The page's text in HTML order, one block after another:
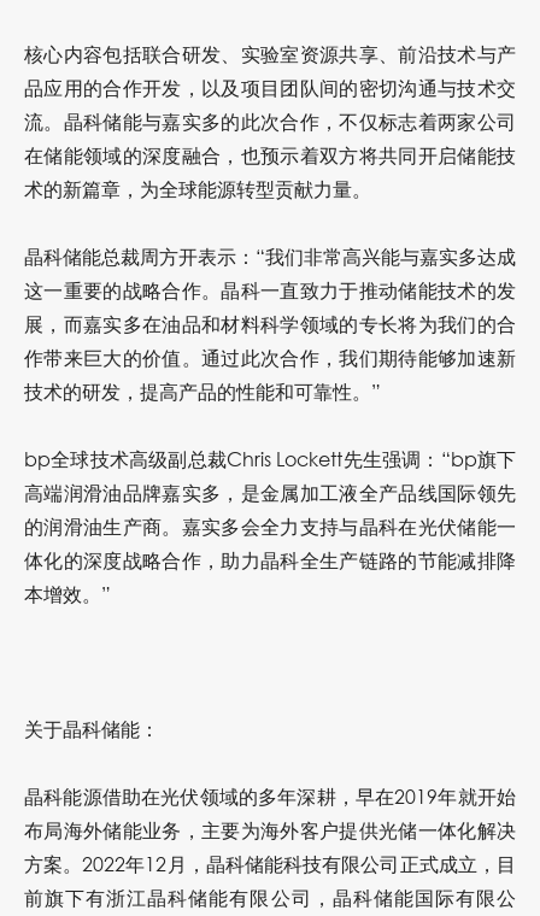
核心内容包括联合研发、实验室资源共享、前沿技术与产
品应用的合作开发，以及项目团队间的密切沟通与技术交
流。晶科储能与嘉实多的此次合作，不仅标志着两家公司
在储能领域的深度融合，也预示着双方将共同开启储能技
术的新篇章，为全球能源转型贡献力量。
晶科储能总裁周方开表示：“我们非常高兴能与嘉实多达成
这一重要的战略合作。晶科一直致力于推动储能技术的发
展，而嘉实多在油品和材料科学领域的专长将为我们的合
作带来巨大的价值。通过此次合作，我们期待能够加速新
技术的研发，提高产品的性能和可靠性。”
bp全球技术高级副总裁Chris Lockett先生强调：“bp旗下
高端润滑油品牌嘉实多，是金属加工液全产品线国际领先
的润滑油生产商。嘉实多会全力支持与晶科在光伏储能一
体化的深度战略合作，助力晶科全生产链路的节能减排降
本增效。”
关于晶科储能：
晶科能源借助在光伏领域的多年深耕，早在2019年就开始
布局海外储能业务，主要为海外客户提供光储一体化解决
方案。2022年12月，晶科储能科技有限公司正式成立，目
前旗下有浙江晶科储能有限公司，晶科储能国际有限公